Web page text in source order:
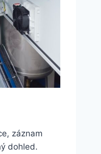
záznam
dohled.